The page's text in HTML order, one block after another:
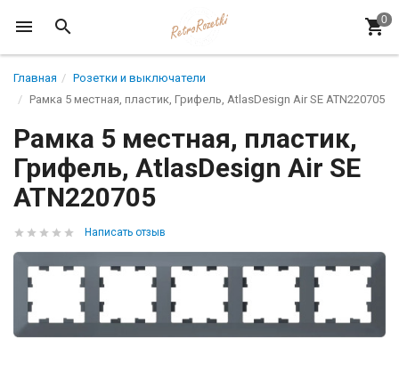
Главная
Розетки и выключатели
Рамка 5 местная, пластик, Грифель, AtlasDesign Air SE ATN220705
Рамка 5 местная, пластик,
Грифель, AtlasDesign Air SE
ATN220705
Написать отзыв